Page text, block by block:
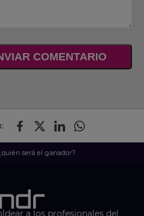
COMENTARIO
será el ganador?
a los profesionales del